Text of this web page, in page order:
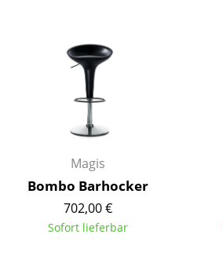
Tischleuchten
Schreibtischleuchten
Stehleuchten & Leseleuchten
Bodenleuchten
Wandleuchten
Akkuleuchten
Magis
Bombo Barhocker
702,00 €
Sofort lieferbar